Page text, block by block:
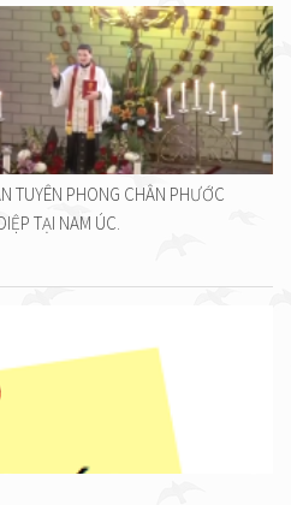
TUYÊN PHONG CHÂN PHƯỚC
TẠI NAM ÚC.